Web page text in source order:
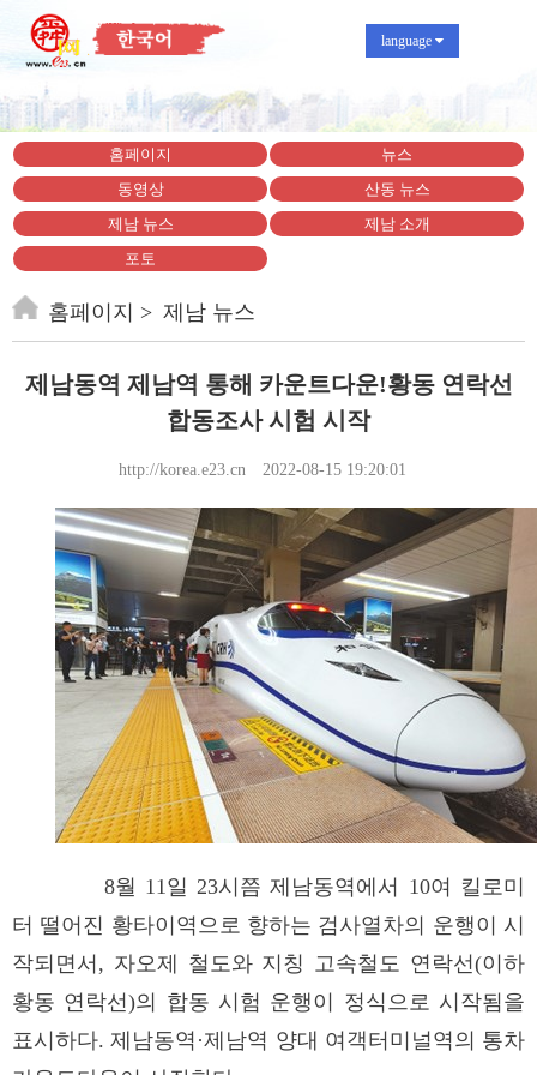
language
홈페이지
뉴스
동영상
산동 뉴스
제남 뉴스
제남 소개
포토
홈페이지 제남 뉴스
제남동역 제남역 통해 카운트다운!황동 연락선
합동조사 시험 시작
http://korea.e23.cn 2022-08-15 19:20:01
8월 11일 23시쯤 제남동역에서 10여 킬로미
터 떨어진 황타이역으로 향하는 검사열차의 운행이 시
작되면서, 자오제 철도와 지칭 고속철도 연락선(이하
황동 연락선)의 합동 시험 운행이 정식으로 시작됨을
표시하다. 제남동역·제남역 양대 여객터미널역의 통차